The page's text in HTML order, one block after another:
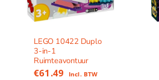
LEGO 10422 Duplo
3-in-1
Ruimteavontuur
€61.49 Incl. BTW